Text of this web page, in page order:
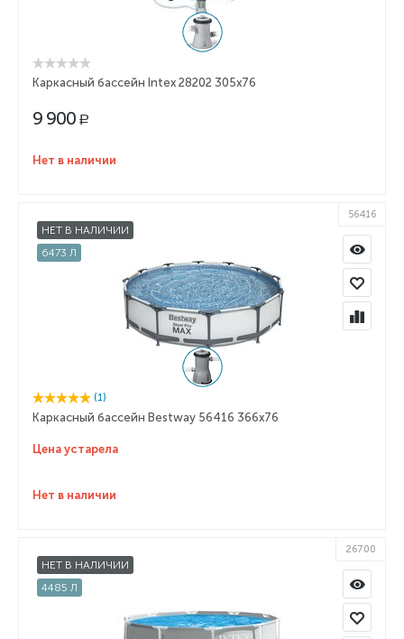
Каркасный бассейн Intex 28202 305x76
9 900 Р
Нет в наличии
НЕТ В НАЛИЧИИ
6473 Л
56416
(1)
Каркасный бассейн Bestway 56416 366x76
Цена устарела
Нет в наличии
НЕТ В НАЛИЧИИ
4485 Л
26700